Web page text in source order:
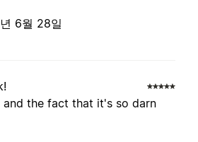
6월 28일
and the fact that it's so darn